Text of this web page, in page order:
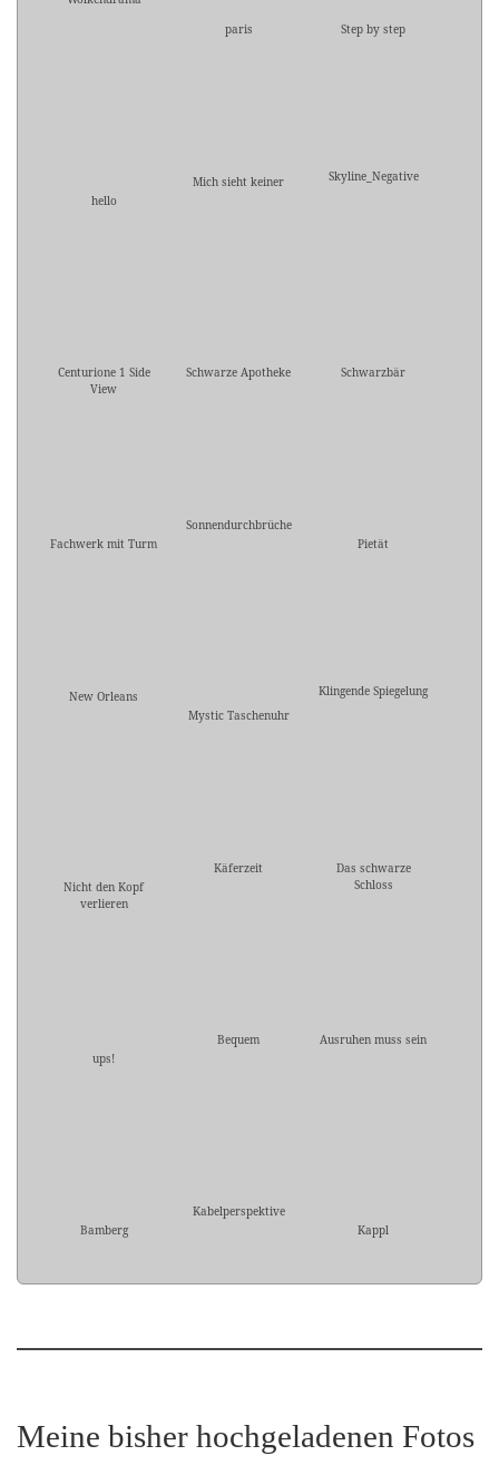
paris
Step by step
hello
Mich sieht keiner Skyline_Negative
Centurione 1 Side
View
Schwarze Apotheke Schwarzbär
Fachwerk mit Turm
Sonnendurchbrüche
Pietät
New Orleans
Mystic Taschenuhr
Klingende Spiegelung
Nicht den Kopf
verlieren
Käferzeit
Das schwarze
Schloss
ups!
Bequem Ausruhen muss sein
Bamberg
Kabelperspektive
Kappl
Meine bisher hochgeladenen Fotos